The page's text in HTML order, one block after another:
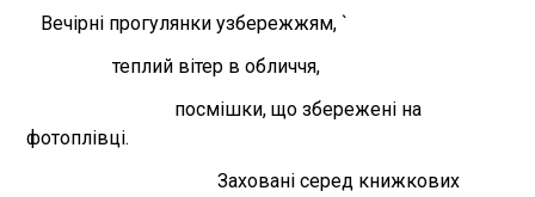
Вечірні прогулянки узбережжям, `
теплий вітер в обличчя,
посмішки, що збережені на
фотоплівці.
Заховані серед книжкових